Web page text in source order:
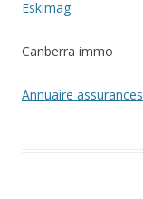
Eskimag
Canberra immo
Annuaire assurances